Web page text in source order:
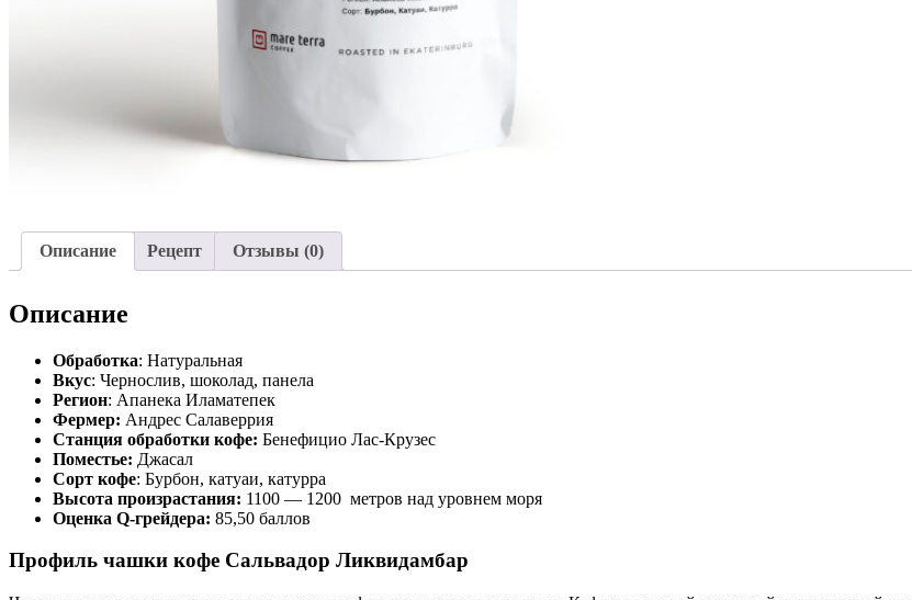
Описание Рецепт Отзывы (0)
Описание
Обработка: Натуральная
Вкус: Чернослив, шоколад, панела
Регион: Апанека Иламатепек
Фермер: Андрес Салаверрия
Станция обработки кофе: Бенефицио Лас-Крузес
Поместье: Джасал
Сорт кофе: Бурбон, катуаи, катурра
Высота произрастания: 1100 — 1200 метров над уровнем моря
Оценка Q-грейдера: 85,50 баллов
Профиль чашки кофе Сальвадор Ликвидамбар